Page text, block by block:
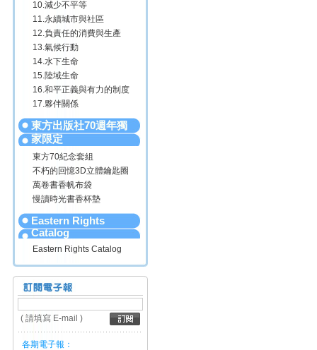
10.減少不平等
11.永續城市與社區
12.負責任的消費與生產
13.氣候行動
14.水下生命
15.陸域生命
16.和平正義與有力的制度
17.夥伴關係
東方出版社70週年獨
家限定
東方70紀念套組
不朽的回憶3D立體鑰匙圈
萬卷書香帆布袋
慢讀時光書香杯墊
Eastern Rights
Catalog
Eastern Rights Catalog
( 請填寫 E-mail )
各期電子報：